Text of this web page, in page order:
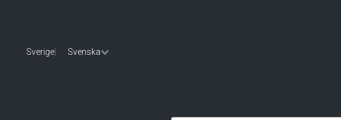
Sverige Svenska